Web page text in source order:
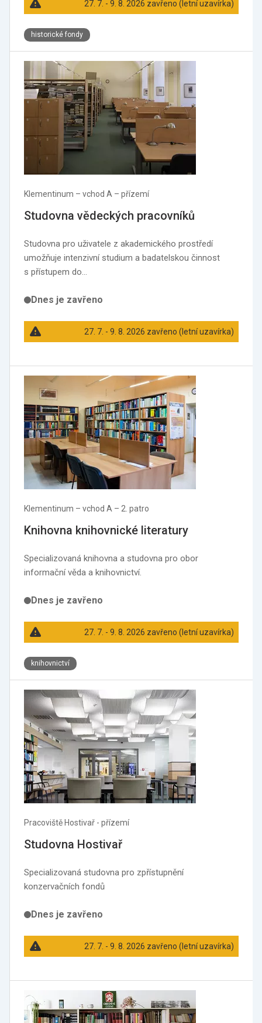
27. 7. - 9. 8. 2026 zavřeno (letní uzavírka)
historické fondy
Klementinum –⁠ vchod A –⁠ přízemí
Studovna vědeckých pracovníků
Studovna pro uživatele z akademického prostředí
umožňuje intenzivní studium a badatelskou činnost
s přístupem do…
Dnes je zavřeno
27. 7. - 9. 8. 2026 zavřeno (letní uzavírka)
Klementinum –⁠ vchod A –⁠ 2. patro
Knihovna knihovnické literatury
Specializovaná knihovna a studovna pro obor
informační věda a knihovnictví.
Dnes je zavřeno
27. 7. - 9. 8. 2026 zavřeno (letní uzavírka)
knihovnictví
Pracoviště Hostivař - přízemí
Studovna Hostivař
Specializovaná studovna pro zpřístupnění
konzervačních fondů
Dnes je zavřeno
27. 7. - 9. 8. 2026 zavřeno (letní uzavírka)